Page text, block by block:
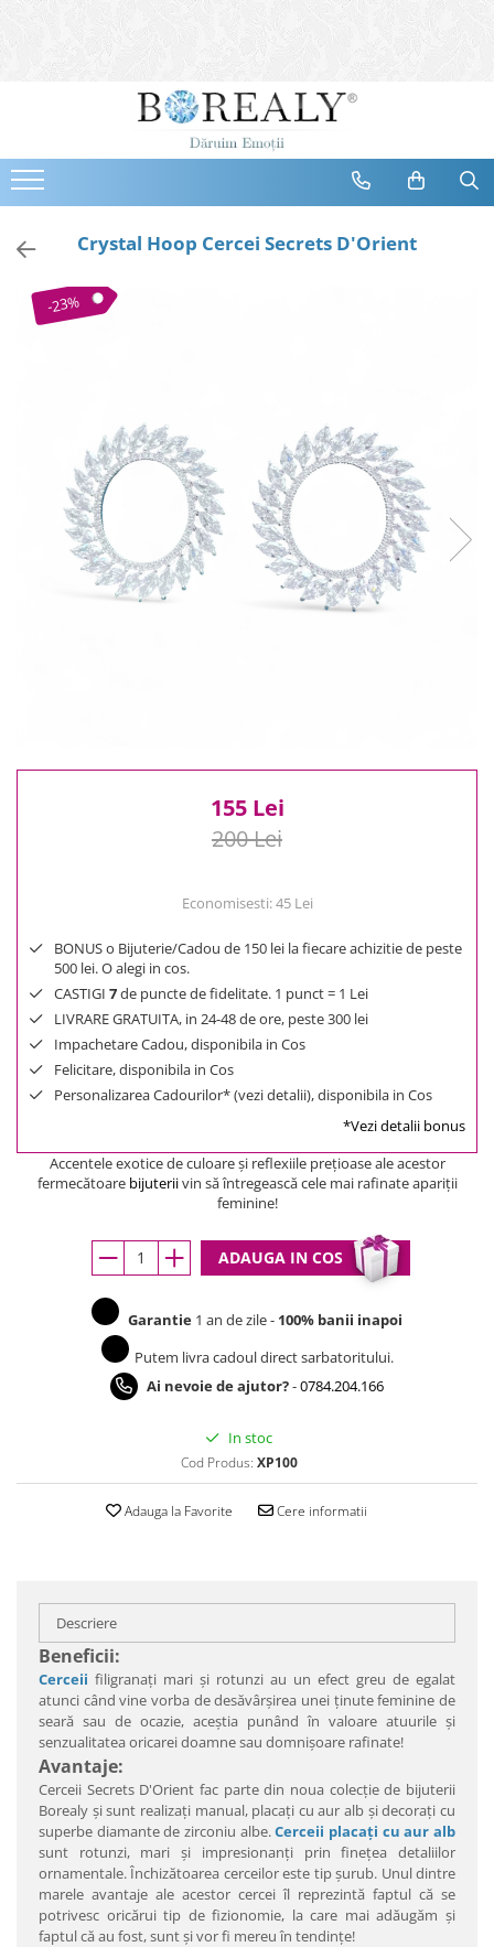
Bijuterii
Cercei
Bratari
Coliere
Brose
Tiare
Bijuterii Mirese
Selectii
Reduceri
Cele mai noi
Cele mai vandute
Cele mai votate
300 Lei - 500 Lei
Crystal Hoop Cercei Secrets D'Orient
-23%
155 Lei
200 Lei
Economisesti:45 Lei
BONUS o Bijuterie/Cadou de 150 lei la fiecare achizitie de peste
500 lei. O alegi in cos.
CASTIGI 7de puncte de fidelitate. 1 punct = 1 Lei
LIVRARE GRATUITA, in 24-48 de ore, peste 300 lei
Impachetare Cadou, disponibila in Cos
Felicitare, disponibila in Cos
Personalizarea Cadourilor* (vezi detalii), disponibila in Cos
*Vezi detalii bonus
Accentele exotice de culoare şi reflexiile preţioase ale acestor
fermecătoare bijuteriivin să întregească cele mai rafinate apariţii
feminine!
ADAUGA IN COS
Garantie 1 an de zile - 100% banii inapoi
Putem livra cadoul direct sarbatoritului.
Ai nevoie de ajutor?-0784.204.166
In stoc
Cod Produs: XP100
Adauga la Favorite Cere informatii
Descriere
Beneficii:
Cerceii filigranaţi mari şi rotunzi au un efect greu de egalat
atunci când vine vorba de desăvârşirea unei ţinute feminine de
seară sau de ocazie, aceştia punând în valoare atuurile şi
senzualitatea oricarei doamne sau domnişoare rafinate!
Avantaje:
Cerceii Secrets D'Orient fac parte din noua colecţie de bijuterii
Borealy şi sunt realizaţi manual, placaţi cu aur alb şi decoraţi cu
superbe diamante de zirconiu albe.Cerceii placaţi cu aur alb
sunt rotunzi, mari şi impresionanţi prin fineţea detaliilor
ornamentale. Închizătoarea cerceilor este tip şurub. Unul dintre
marele avantaje ale acestor cercei îl reprezintă faptul că se
potrivesc oricărui tip de fizionomie, la care mai adăugăm şi
faptul că au fost, sunt şi vor fi mereu în tendinţe!